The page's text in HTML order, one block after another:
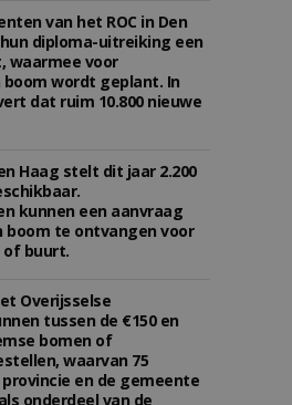
van het ROC in Den
diploma-uitreiking een
waarmee voor
wordt geplant. In
dat ruim 10.800 nieuwe
Haag stelt dit jaar 2.200
kunnen een aanvraag
boom te ontvangen voor
of buurt.
Overijsselse
tussen de €150 en
bomen of
waarvan 75
en de gemeente
onderdeel van de